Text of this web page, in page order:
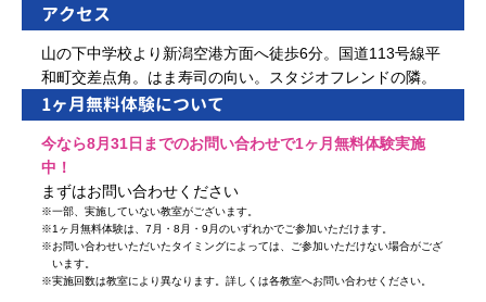
アクセス
山の下中学校より新潟空港方面へ徒歩6分。国道113号線平
和町交差点角。はま寿司の向い。スタジオフレンドの隣。
1ヶ月無料体験について
今なら8月31日までのお問い合わせで1ヶ月無料体験実施
中！
まずはお問い合わせください
※一部、実施していない教室がございます。
※1ヶ月無料体験は、7月・8月・9月のいずれかでご参加いただけます。
※お問い合わせいただいたタイミングによっては、ご参加いただけない場合がござ
います。
※実施回数は教室により異なります。詳しくは各教室へお問い合わせください。